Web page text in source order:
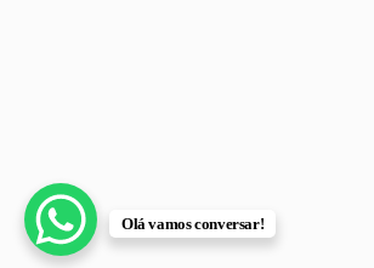
Olá vamos conversar!